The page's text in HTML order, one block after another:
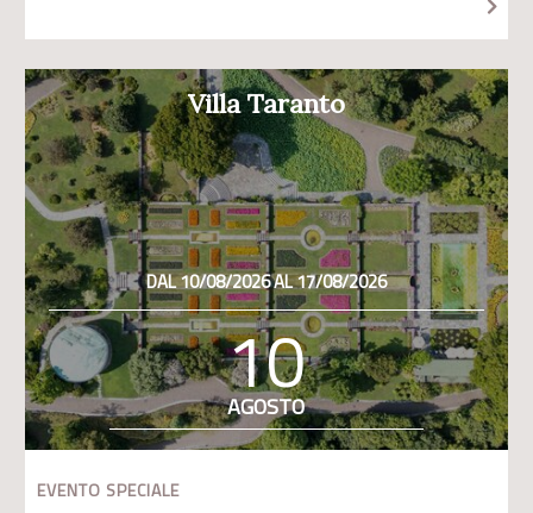
Villa Taranto
DAL 10/08/2026 AL 17/08/2026
10
AGOSTO
EVENTO SPECIALE